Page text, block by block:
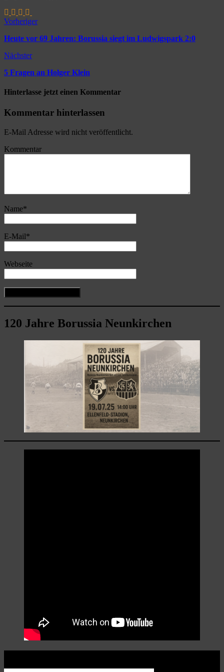
Vorheriger
Heute vor 69 Jahren: Borussia siegt im Ludwigspark 2:0
Nächster
5 Fragen an Holger Klein
Hinterlasse jetzt einen Kommentar
Kommentar hinterlassen
E-Mail Adresse wird nicht veröffentlicht.
Kommentar
Name*
E-Mail*
Webseite
120 Jahre Borussia Neunkirchen